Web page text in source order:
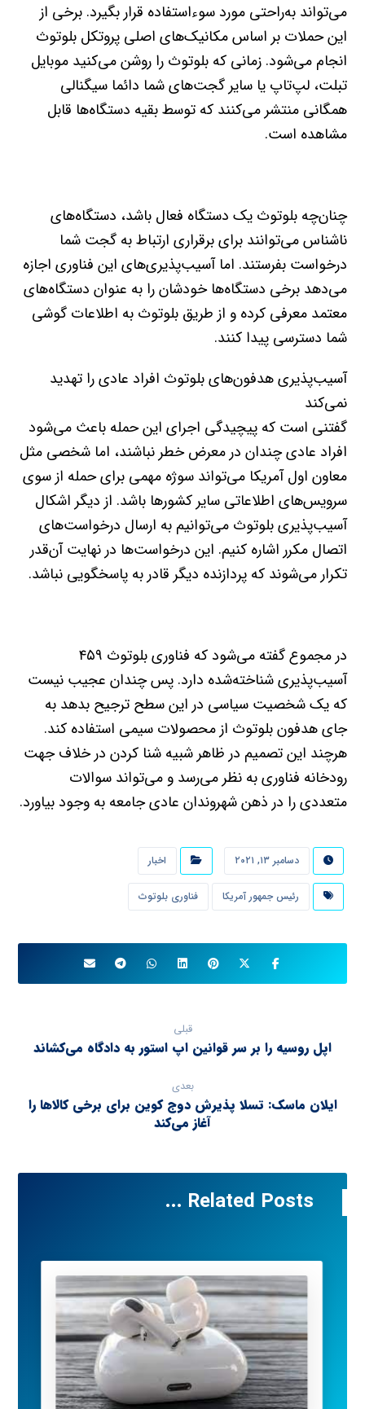
می‌تواند به‌راحتی مورد سوءاستفاده قرار بگیرد. برخی از
این حملات بر اساس مکانیک‌های اصلی پروتکل بلوتوث
انجام می‌شود. زمانی که بلوتوث را روشن می‌کنید موبایل
تبلت، لپ‌تاپ یا سایر گجت‌های شما دائما سیگنالی
همگانی منتشر می‌کنند که توسط بقیه دستگاه‌ها قابل
مشاهده است.
چنان‌چه بلوتوث یک دستگاه فعال باشد، دستگاه‌های
ناشناس می‌توانند برای برقراری ارتباط به گجت شما
درخواست بفرستند. اما آسیب‌پذیری‌های این فناوری اجازه
می‌دهد برخی دستگاه‌ها خودشان را به عنوان دستگاه‌های
معتمد معرفی کرده و از طریق بلوتوث به اطلاعات گوشی
شما دسترسی پیدا کنند.
آسیب‌پذیری هدفون‌های بلوتوث افراد عادی را تهدید
نمی‌کند
گفتنی است که پیچیدگی اجرای این حمله باعث می‌شود
افراد عادی چندان در معرض خطر نباشند، اما شخصی مثل
معاون اول آمریکا می‌تواند سوژه مهمی برای حمله از سوی
سرویس‌های اطلاعاتی سایر کشورها باشد. از دیگر اشکال
آسیب‌پذیری بلوتوث می‌توانیم به ارسال درخواست‌های
اتصال مکرر اشاره کنیم. این درخواست‌ها در نهایت آن‌قدر
تکرار می‌شوند که پردازنده دیگر قادر به پاسخگویی نباشد.
در مجموع گفته می‌شود که فناوری بلوتوث ۴۵۹
آسیب‌پذیری شناخته‌شده دارد. پس چندان عجیب نیست
که یک شخصیت سیاسی در این سطح ترجیح بدهد به
جای هدفون بلوتوث از محصولات سیمی استفاده کند.
هرچند این تصمیم در ظاهر شبیه شنا کردن در خلاف جهت
رودخانه فناوری به نظر می‌رسد و می‌تواند سوالات
متعددی را در ذهن شهروندان عادی جامعه به وجود بیاورد.
دسامبر ۱۳, ۲۰۲۱ اخبار
رئیس جمهور آمریکا فناوری بلوتوث
قبلی
اپل روسیه را بر سر قوانین اپ استور به دادگاه می‌کشاند
بعدی
ایلان ماسک: تسلا پذیرش دوج کوین برای برخی کالاها را
آغاز می‌کند
Related Posts ...